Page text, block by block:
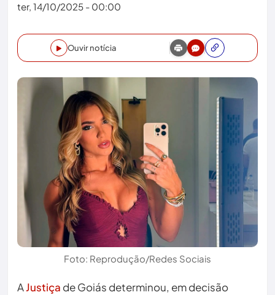
ter, 14/10/2025 - 00:00
Ouvir notícia
Foto: Reprodução/Redes Sociais
AJustiça de Goiás determinou, em decisão